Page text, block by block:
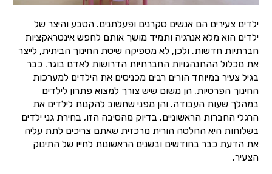
ילדים צעירים הם אנשים סקרנים ופעלתנים. הטבע והיצר של
ילדים הוא מלא אנרגיה ותמיד מושך אותם לחפש אינטראקציות
חברתיות חדשות. ולכן, לא מספיקה שיטת החינוך הביתית, לייצר
את מכלול ההתנהגויות החברתיות הדרושות לאדם בוגר. כבר
בגיל צעיר במיוחד הורים רבים מכניסים את הילדים למערכות
החינוך הפרטיות. הן משום שיש צורך למצוא פתרון לילדים
במהלך שעות העבודה. והן מפני שחשוב להקנות לילדים את
הרגלי החברות הראשוניים. בדיוק מהסיבה הזו, בחירת גני ילדים
בשלוחות היא החלטה הורית מרכזית שאתם צריכים לתת עליה
את הדעת כבר בחודשים ובשנים הראשונות לחייו של התינוק
הצעיר.